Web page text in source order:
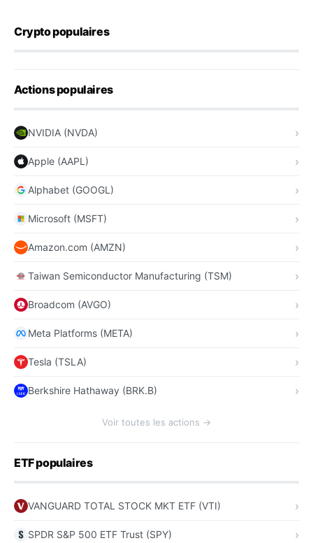
Crypto populaires
Actions populaires
NVIDIA (NVDA)
Apple (AAPL)
Alphabet (GOOGL)
Microsoft (MSFT)
Amazon.com (AMZN)
Taiwan Semiconductor Manufacturing (TSM)
Broadcom (AVGO)
Meta Platforms (META)
Tesla (TSLA)
Berkshire Hathaway (BRK.B)
Voir toutes les actions →
ETF populaires
VANGUARD TOTAL STOCK MKT ETF (VTI)
SPDR S&P 500 ETF Trust (SPY)